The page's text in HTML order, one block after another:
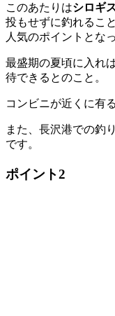
このあたりはシロギ
投もせずに釣れるこ
人気のポイントとな
最盛期の夏頃に入れ
待できるとのこと。
コンビニが近くに有
また、長沢港での釣
です。
ポイント2